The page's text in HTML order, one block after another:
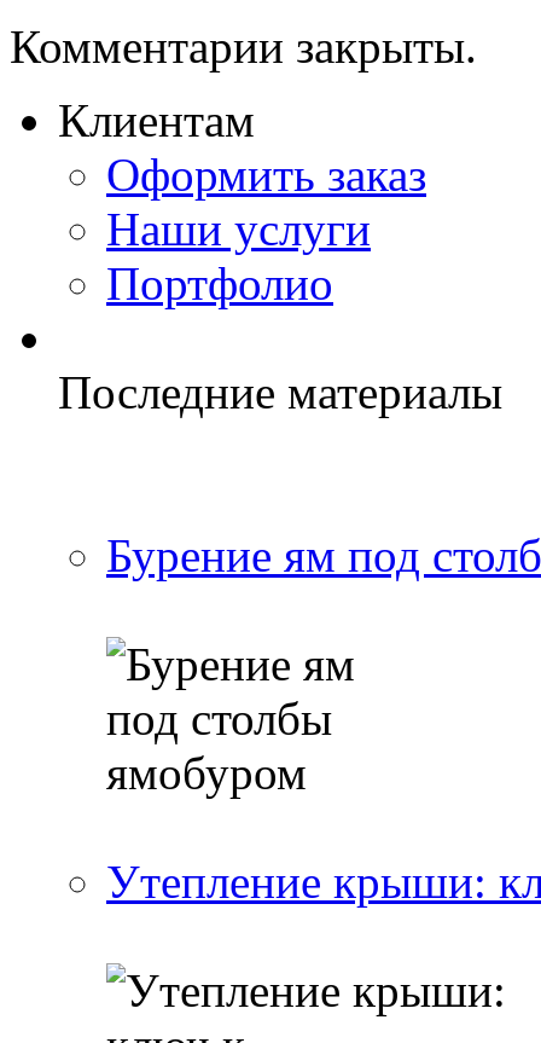
Комментарии закрыты.
Клиентам
Оформить заказ
Наши услуги
Портфолио
Последние материалы
Бурение ям под
Утепление крыши: